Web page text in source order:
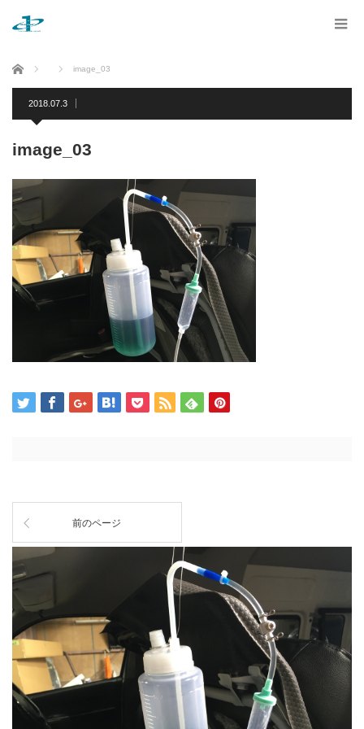
ホーム image_03
2018.07.3
image_03
前のページ